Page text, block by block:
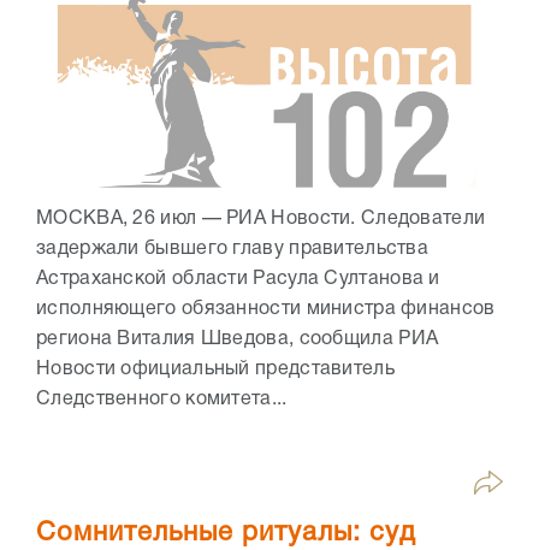
МОСКВА, 26 июл — РИА Новости. Следователи
задержали бывшего главу правительства
Астраханской области Расула Султанова и
исполняющего обязанности министра финансов
региона Виталия Шведова, сообщила РИА
Новости официальный представитель
Следственного комитета...
Сомнительные ритуалы: суд